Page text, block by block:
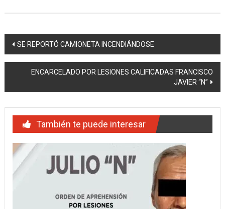
Navegación
de
entradas
SE REPORTÓ CAMIONETA INCENDIÁNDOSE
ENCARCELADO POR LESIONES CALIFICADAS FRANCISCO
JAVIER “N”
También te puede interesar